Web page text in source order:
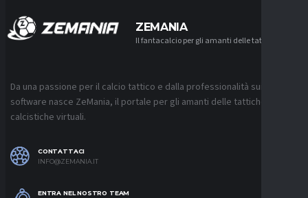
ZEMANIA
Il fantacalcio per gli amanti delle tattiche
Da una passione per il calcio tattico e dalla professionalità sui
software nasce ZeMania, il portale per gli amanti delle tattiche
calcistiche virtuali.
CONTATTACI
INFO@ZEMANIA.IT
ENTRA NEL NOSTRO TEAM